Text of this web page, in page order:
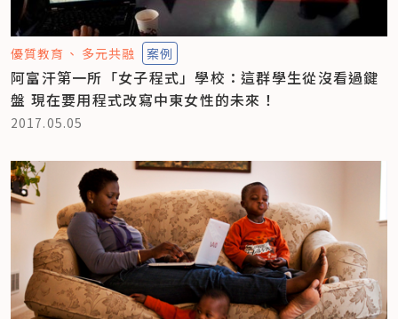
優質教育 多元共融 案例
阿富汗第一所「女子程式」學校：這群學生從沒看過鍵
盤 現在要用程式改寫中東女性的未來！
2017.05.05